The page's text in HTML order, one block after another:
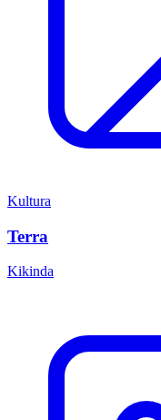
Kultura
Terra
Kikinda